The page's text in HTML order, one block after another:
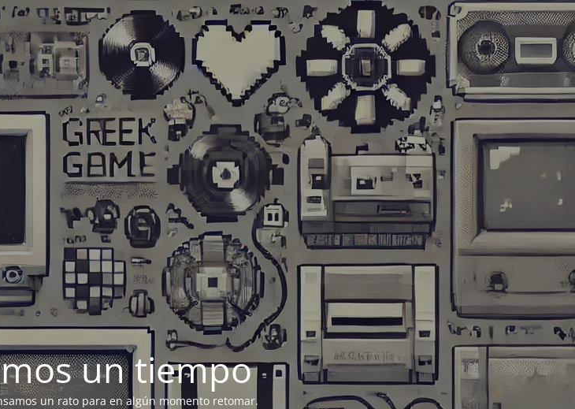
un tiempo
un rato para en algún momento retomar.